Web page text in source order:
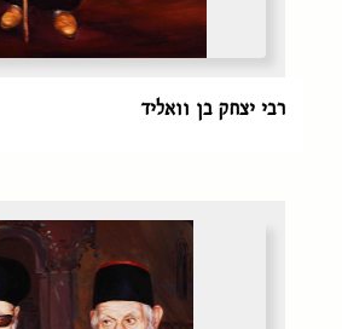
רבי יצחק בן וואליד